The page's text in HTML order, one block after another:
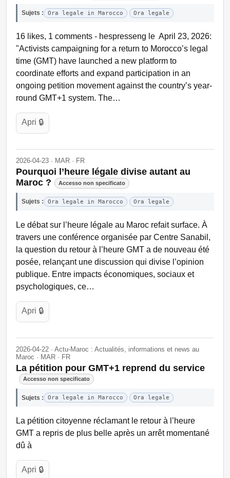
Sujets : Ora legale in Marocco Ora legale
16 likes, 1 comments - hespresseng le April 23, 2026:
"Activists campaigning for a return to Morocco’s legal
time (GMT) have launched a new platform to
coordinate efforts and expand participation in an
ongoing petition movement against the country’s year-
round GMT+1 system. The…
Apri 🔒
2026-04-23 · MAR · FR
Pourquoi l’heure légale divise autant au
Maroc ?
Accesso non specificato
Sujets : Ora legale in Marocco Ora legale
Le débat sur l’heure légale au Maroc refait surface. À
travers une conférence organisée par Centre Sanabil,
la question du retour à l’heure GMT a de nouveau été
posée, relançant une discussion qui divise l’opinion
publique. Entre impacts économiques, sociaux et
psychologiques, ce…
Apri 🔒
2026-04-22 · Actu-Maroc : Actualités, informations et news au
Maroc · MAR · FR
La pétition pour GMT+1 reprend du service
Accesso non specificato
Sujets : Ora legale in Marocco Ora legale
La pétition citoyenne réclamant le retour à l’heure
GMT a repris de plus belle après un arrêt momentané
dû à
Apri 🔒